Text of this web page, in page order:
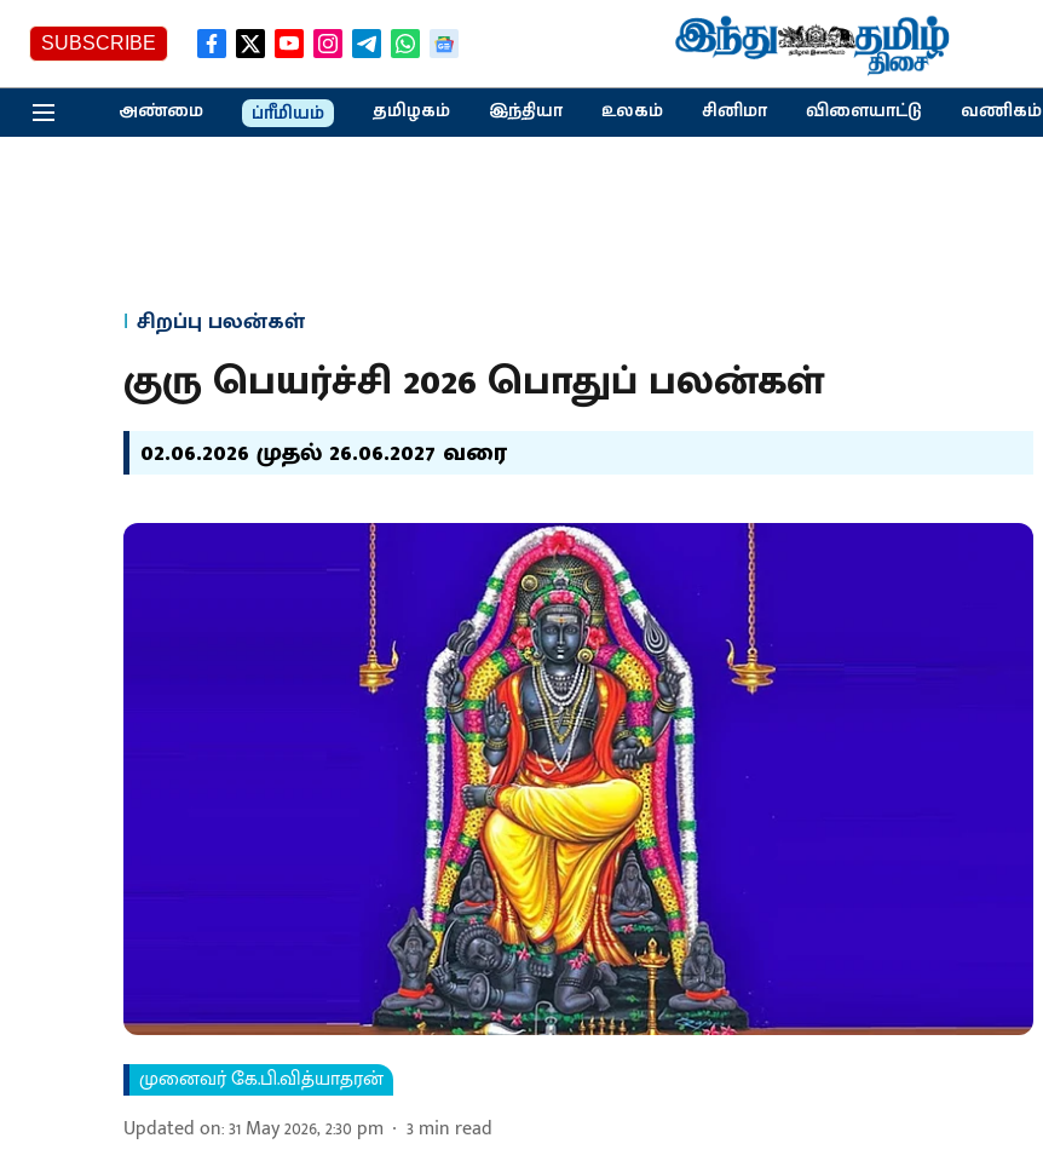
SUBSCRIBE
அண்மை ப்ரீமியம் தமிழகம் இந்தியா உலகம் சினிமா விளையாட்டு வணிகம்
சிறப்பு பலன்கள்
குரு பெயர்ச்சி 2026 பொதுப் பலன்கள்
02.06.2026 முதல் 26.06.2027 வரை
முனைவர் கே.பி.வித்யாதரன்
Updated on:31 May 2026, 2:30 pm 3min read